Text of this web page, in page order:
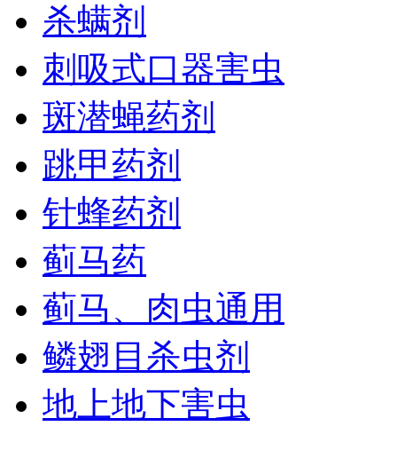
杀螨剂
刺吸式口器害虫
斑潜蝇药剂
跳甲药剂
针蜂药剂
蓟马药
蓟马、肉虫通用
鳞翅目杀虫剂
地上地下害虫